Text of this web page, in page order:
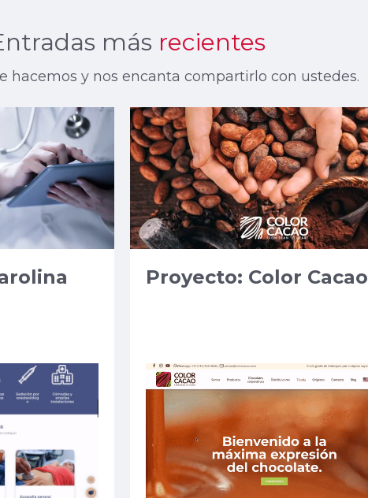
más recientes
hacemos y nos encanta compartirlo con ustedes.
Proyecto: Color Cacao